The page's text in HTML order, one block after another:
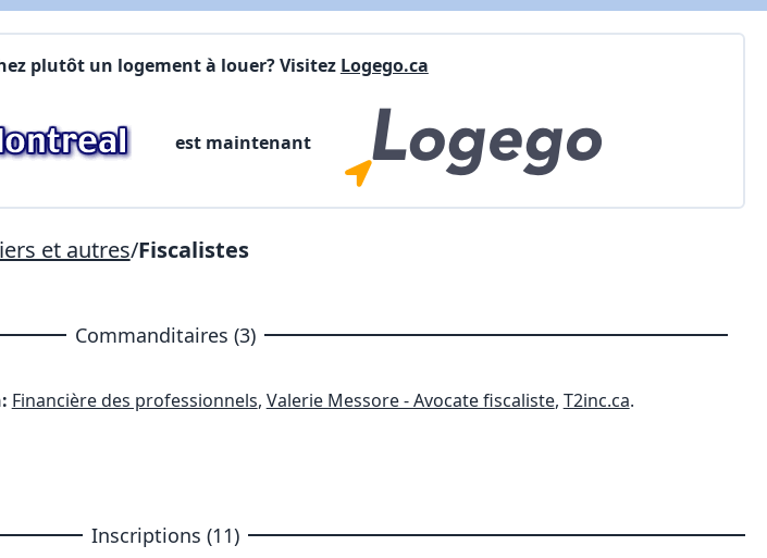
plutôt un logement à louer? Visitez Logego.ca
est maintenant
et autres/Fiscalistes
Commanditaires (3)
Financière des professionnels, Valerie Messore - Avocate fiscaliste, T2inc.ca.
Inscriptions (11)
dans courriel)
X Fermer